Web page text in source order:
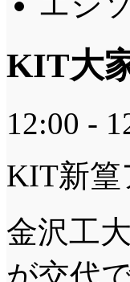
KIT大
12:00 -
KIT新篁
金沢工
が交代